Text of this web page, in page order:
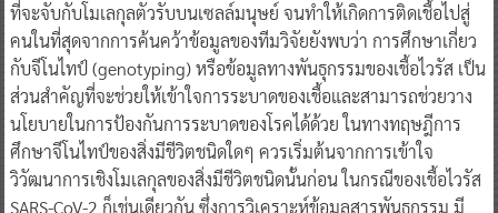
ที่จะจับกับโมเลกุลตัวรับบนเซลล์มนุษย์ จนทำให้เกิดการติดเชื้อไปสู่
คนในที่สุดจากการค้นคว้าข้อมูลของทีมวิจัยยังพบว่า การศึกษาเกี่ยว
กับจีโนไทป์ (genotyping) หรือข้อมูลทางพันธุกรรมของเชื้อไวรัส เป็น
ส่วนสำคัญที่จะช่วยให้เข้าใจการระบาดของเชื้อและสามารถช่วยวาง
นโยบายในการป้องกันการระบาดของโรคได้ด้วย ในทางทฤษฎีการ
ศึกษาจีโนไทป์ของสิ่งมีชีวิตชนิดใดๆ ควรเริ่มต้นจากการเข้าใจ
วิวัฒนาการเชิงโมเลกุลของสิ่งมีชีวิตชนิดนั้นก่อน ในกรณีของเชื้อไวรัส
SARS-CoV-2 ก็เช่นเดียวกัน ซึ่งการวิเคราะห์ข้อมูลสารพันธุกรรม มี